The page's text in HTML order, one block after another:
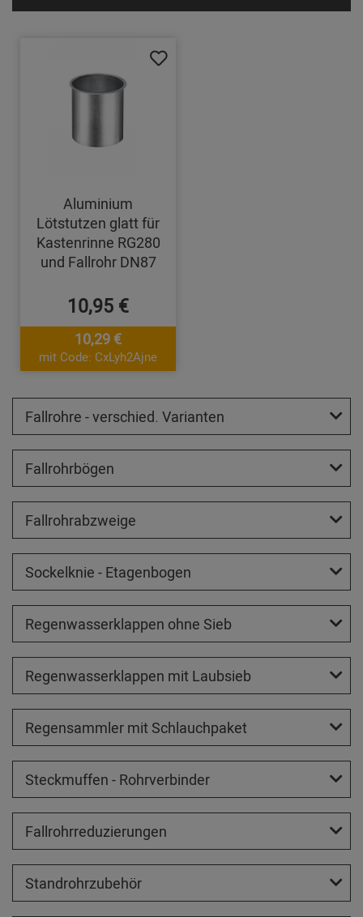
Aluminium
Lötstutzen glatt für
Kastenrinne RG280
und Fallrohr DN87
10,95 €
10,29 €
mit Code: CxLyh2Ajne
Fallrohre - verschied. Varianten
Fallrohrbögen
Fallrohrabzweige
Sockelknie - Etagenbogen
Regenwasserklappen ohne Sieb
Regenwasserklappen mit Laubsieb
Regensammler mit Schlauchpaket
Steckmuffen - Rohrverbinder
Fallrohrreduzierungen
Standrohrzubehör